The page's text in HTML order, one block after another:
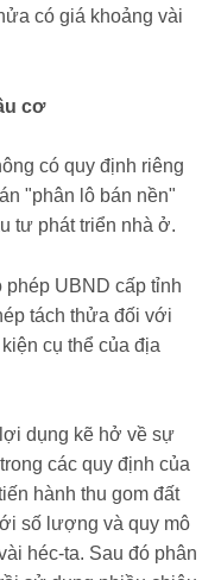
có giá khoảng vài
cơ
có quy định riêng
"phân lô bán nền"
tư phát triển nhà ở.
phép UBND cấp tỉnh
tách thửa đối với
cụ thể của địa
dụng kẽ hở về sự
các quy định của
hành thu gom đất
số lượng và quy mô
héc-ta. Sau đó phân